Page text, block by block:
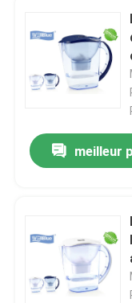
meilleur